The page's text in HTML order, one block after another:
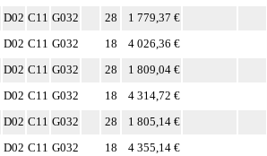
D02 C11 G032 28
1 779,37 €
D02 C11 G032 18
4 026,36 €
D02 C11 G032 28
1 809,04 €
D02 C11 G032 18
4 314,72 €
D02 C11 G032 28
1 805,14 €
D02 C11 G032 18
4 355,14 €